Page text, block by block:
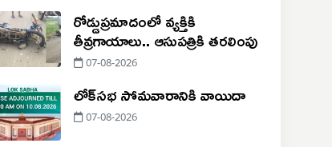
రోడ్డుప్రమాదంలో వ్యక్తికి
తీవ్రగాయాలు.. ఆసుపత్రికి తరలింపు
07-08-2026
లోక్‌సభ సోమవారానికి వాయిదా
07-08-2026